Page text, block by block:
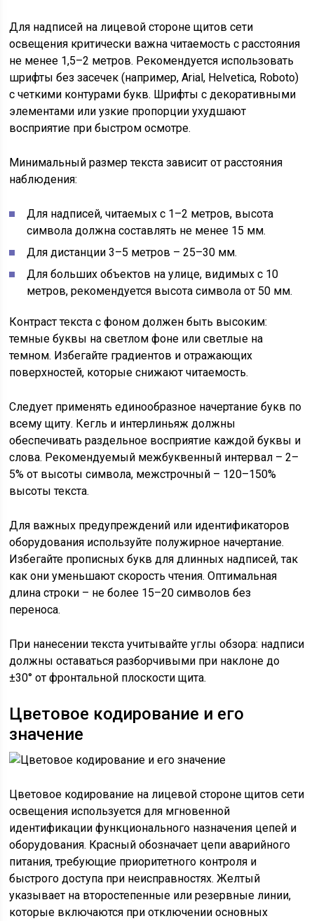
Для надписей на лицевой стороне щитов сети
освещения критически важна читаемость с расстояния
не менее 1,5–2 метров. Рекомендуется использовать
шрифты без засечек (например, Arial, Helvetica, Roboto)
с четкими контурами букв. Шрифты с декоративными
элементами или узкие пропорции ухудшают
восприятие при быстром осмотре.
Минимальный размер текста зависит от расстояния
наблюдения:
Для надписей, читаемых с 1–2 метров, высота
символа должна составлять не менее 15 мм.
Для дистанции 3–5 метров – 25–30 мм.
Для больших объектов на улице, видимых с 10
метров, рекомендуется высота символа от 50 мм.
Контраст текста с фоном должен быть высоким:
темные буквы на светлом фоне или светлые на
темном. Избегайте градиентов и отражающих
поверхностей, которые снижают читаемость.
Следует применять единообразное начертание букв по
всему щиту. Кегль и интерлиньяж должны
обеспечивать раздельное восприятие каждой буквы и
слова. Рекомендуемый межбуквенный интервал – 2–
5% от высоты символа, межстрочный – 120–150%
высоты текста.
Для важных предупреждений или идентификаторов
оборудования используйте полужирное начертание.
Избегайте прописных букв для длинных надписей, так
как они уменьшают скорость чтения. Оптимальная
длина строки – не более 15–20 символов без
переноса.
При нанесении текста учитывайте углы обзора: надписи
должны оставаться разборчивыми при наклоне до
±30° от фронтальной плоскости щита.
Цветовое кодирование и его
значение
Цветовое кодирование на лицевой стороне щитов сети
освещения используется для мгновенной
идентификации функционального назначения цепей и
оборудования. Красный обозначает цепи аварийного
питания, требующие приоритетного контроля и
быстрого доступа при неисправностях. Желтый
указывает на второстепенные или резервные линии,
которые включаются при отключении основных